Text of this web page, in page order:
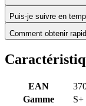
Puis-je suivre en
Comment obtenir
EAN
Gamme
S+